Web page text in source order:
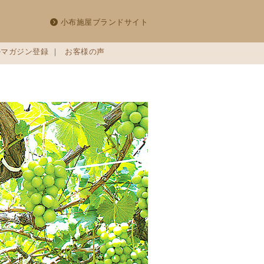
小布施屋ブランドサイト
ガジン登録 ｜ お客様の声